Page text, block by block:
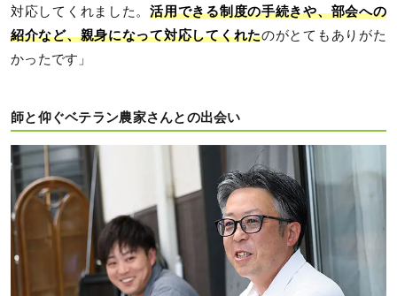
対応してくれました。活用できる制度の手続きや、部会への
紹介など、親身になって対応してくれたのがとてもありがた
かったです」
師と仰ぐベテラン農家さんとの出会い